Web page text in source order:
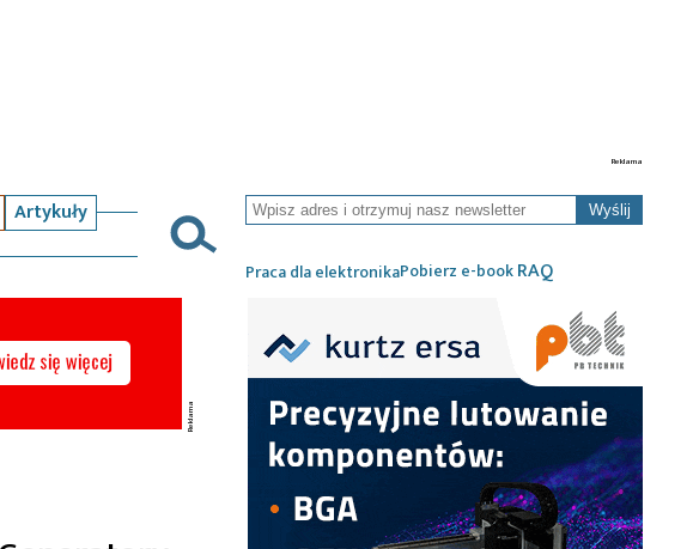
Artykuły
Wyślij
Praca dla elektronikaPobierz e-bookRAQ